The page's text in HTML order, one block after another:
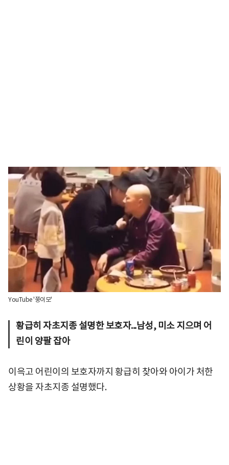
YouTube '쭝이모'
황급히 자초지종 설명한 보호자...남성, 미소 지으며 어
린이 양팔 잡아
이윽고 어린이의 보호자까지 황급히 찾아와 아이가 처한
상황을 자초지종 설명했다.